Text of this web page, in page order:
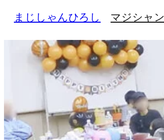
を
まじしゃんひろし マジシャン